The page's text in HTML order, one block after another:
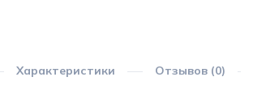
Характеристики Отзывов (0)